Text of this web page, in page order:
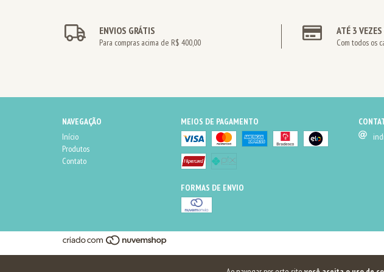
ENVIOS GRÁTIS
Para compras acima de R$ 400,00
ATÉ 3
Com todos os
NAVEGAÇÃO
Início
Produtos
Contato
MEIOS DE PAGAMENTO
FORMAS DE ENVIO